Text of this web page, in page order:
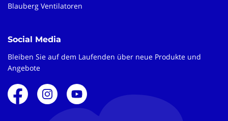
Blauberg Ventilatoren
Social Media
Bleiben Sie auf dem Laufenden über neue Produkte und
Angebote